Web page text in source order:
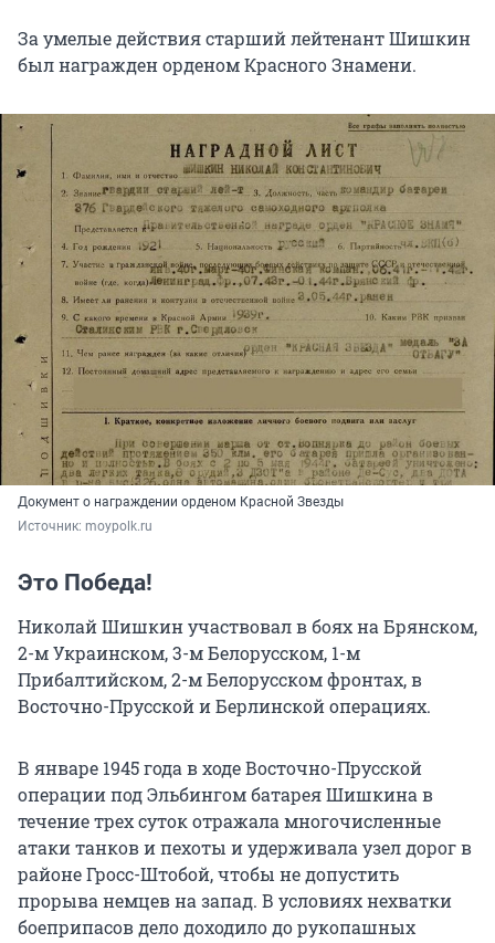
За умелые действия старший лейтенант Шишкин
был награжден орденом Красного Знамени.
Документ о награждении орденом Красной Звезды
Источник: moypolk.ru
Это Победа!
Николай Шишкин участвовал в боях на Брянском,
2-м Украинском,3-м Белорусском, 1-м
Прибалтийском, 2-м Белорусском фронтах, в
Восточно-Прусской и Берлинской операциях.
В январе 1945 года в ходе Восточно-Прусской
операции под Эльбингом батарея Шишкина в
течение трех суток отражала многочисленные
атаки танков и пехоты и удерживала узел дорог в
районе Гросс-Штобой, чтобы не допустить
прорыва немцев на запад. В условиях нехватки
боеприпасов дело доходило до рукопашных